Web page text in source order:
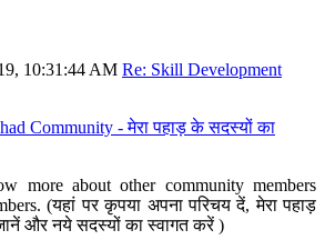
10:31:44 AM Re: Skill Development
Community - मेरा पहाड़ के सदस्यों का
more about other community members
(यहां पर कृपया अपना परिचय दें, मेरा पहाड़
और नये सदस्यों का स्वागत करें )